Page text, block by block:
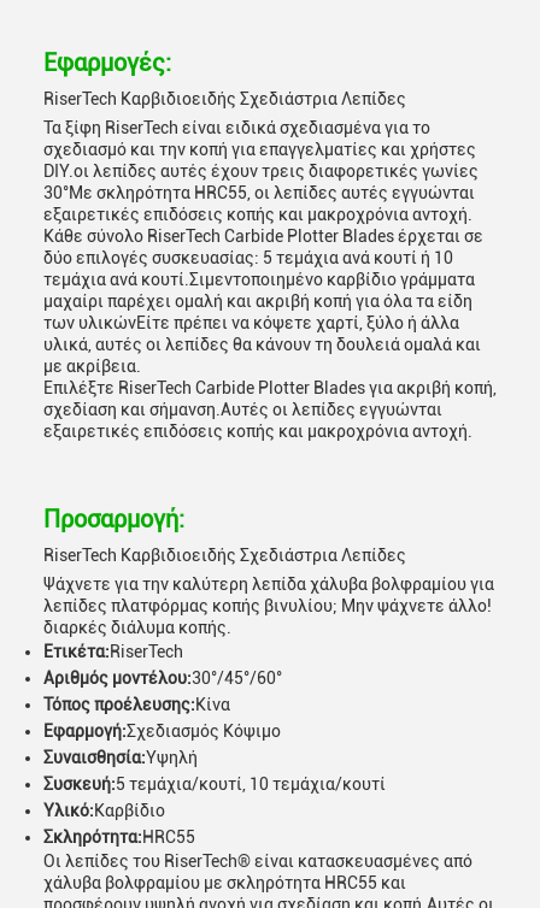
Εφαρμογές:
RiserTech Καρβιδιοειδής Σχεδιάστρια Λεπίδες
Τα ξίφη RiserTech είναι ειδικά σχεδιασμένα για το
σχεδιασμό και την κοπή για επαγγελματίες και χρήστες
DIY.οι λεπίδες αυτές έχουν τρεις διαφορετικές γωνίες
30°Με σκληρότητα HRC55, οι λεπίδες αυτές εγγυώνται
εξαιρετικές επιδόσεις κοπής και μακροχρόνια αντοχή.
Κάθε σύνολο RiserTech Carbide Plotter Blades έρχεται σε
δύο επιλογές συσκευασίας: 5 τεμάχια ανά κουτί ή 10
τεμάχια ανά κουτί.Σιμεντοποιημένο καρβίδιο γράμματα
μαχαίρι παρέχει ομαλή και ακριβή κοπή για όλα τα είδη
των υλικώνΕίτε πρέπει να κόψετε χαρτί, ξύλο ή άλλα
υλικά, αυτές οι λεπίδες θα κάνουν τη δουλειά ομαλά και
με ακρίβεια.
Επιλέξτε RiserTech Carbide Plotter Blades για ακριβή κοπή,
σχεδίαση και σήμανση.Αυτές οι λεπίδες εγγυώνται
εξαιρετικές επιδόσεις κοπής και μακροχρόνια αντοχή.
Προσαρμογή:
RiserTech Καρβιδιοειδής Σχεδιάστρια Λεπίδες
Ψάχνετε για την καλύτερη λεπίδα χάλυβα βολφραμίου για
λεπίδες πλατφόρμας κοπής βινυλίου; Μην ψάχνετε άλλο!
διαρκές διάλυμα κοπής.
Ετικέτα:RiserTech
Αριθμός μοντέλου:30°/45°/60°
Τόπος προέλευσης:Κίνα
Εφαρμογή:Σχεδιασμός Κόψιμο
Συναισθησία:Υψηλή
Συσκευή:5 τεμάχια/κουτί, 10 τεμάχια/κουτί
Υλικό:Καρβίδιο
Σκληρότητα:HRC55
Οι λεπίδες του RiserTech® είναι κατασκευασμένες από
χάλυβα βολφραμίου με σκληρότητα HRC55 και